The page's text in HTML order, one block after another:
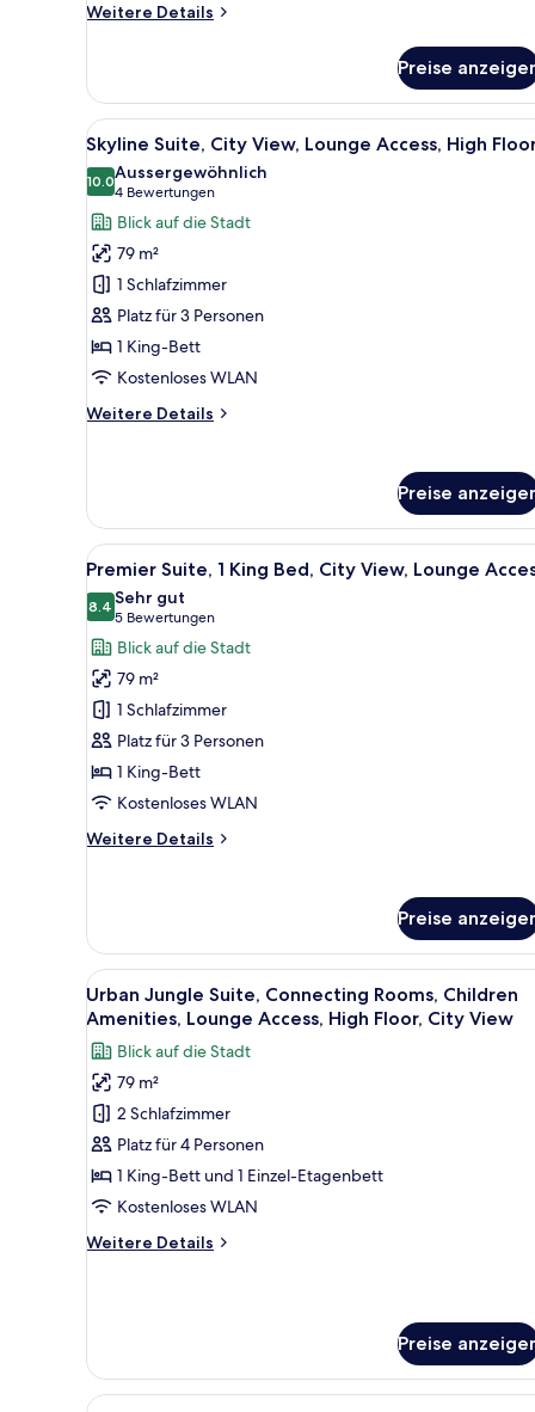
High
Weitere Details
Weitere
Club
Room,
Marina
Bay
View,
Lounge
Access,
High
Floor
Preise
Alle
Fotos
für
Skyline
Suite,
City
View,
Lounge
Access,
High
Floor
Ein modernes Hotelzimmer
9
Skyline Suite, City View, Lounge Access, High
10.010.0 von 10
Aussergewöhnlich
4 Bewertungen
(4
Bewertungen)
Blick auf die Stadt
79 m²
1 Schlafzimmer
Platz für 3 Personen
1 King-Bett
Kostenloses WLAN
Weitere Details
Weitere
City
View,
Lounge
High
Floor
Preise
Alle
Fotos
für
Premier
Suite,
1
King
Bed,
City
View,
Lounge
Ein modernes Hotelzimmer
6
Premier Suite, 1 King Bed, City View, Lounge
8.48.4 von 10
Sehr gut
5 Bewertungen
(5
Bewertungen)
Blick auf die Stadt
79 m²
1 Schlafzimmer
Platz für 3 Personen
1 King-Bett
Kostenloses WLAN
Weitere Details
Weitere
1
King
Bed,
City
View,
Lounge
Access
Preise
Alle
Fotos
für
Urban
Jungle
Suite,
Connecting
Rooms,
Children
Lounge
City
View
Ein Kinderzimmer mit
5
Urban Jungle Suite, Connecting Rooms, Children
Amenities, Lounge Access, High Floor, City View
Blick auf die Stadt
79 m²
2 Schlafzimmer
Platz für 4 Personen
1 King-Bett und 1 Einzel-Etagenbett
Kostenloses WLAN
Weitere Details
Weitere
Connecting
Rooms,
Preise
Alle Ein modernes Hotelzimmer